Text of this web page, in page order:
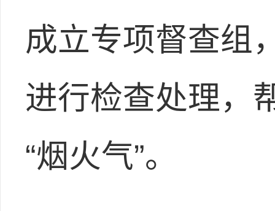
成立专项督查组
进行检查处理，
“烟火气”。